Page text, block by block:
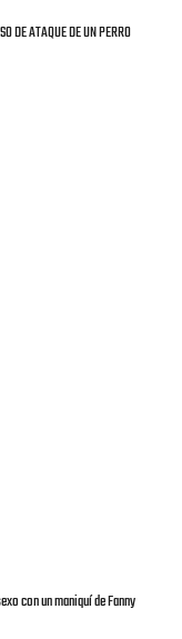
DE ATAQUE DE UN PERRO
con un maniquí de Fanny